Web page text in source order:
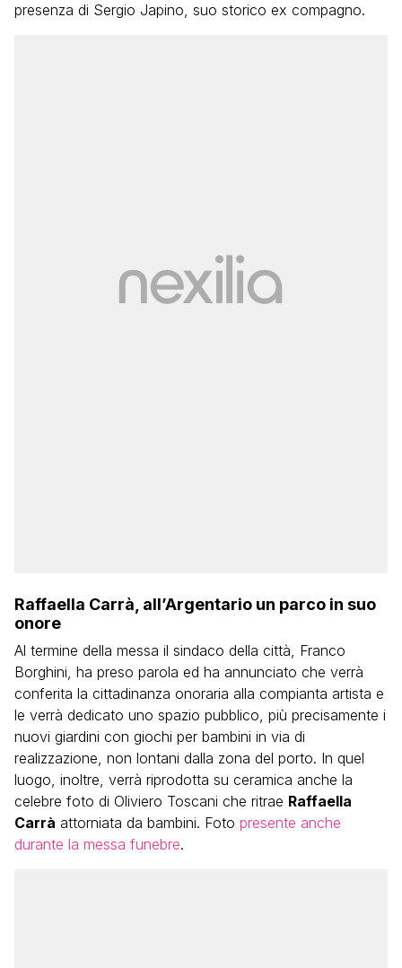
presenza di Sergio Japino, suo storico ex compagno.
Raffaella Carrà, all’Argentario un parco in suo
onore
Al termine della messa il sindaco della città, Franco
Borghini, ha preso parola ed ha annunciato che verrà
conferita la cittadinanza onoraria alla compianta artista e
le verrà dedicato uno spazio pubblico, più precisamente i
nuovi giardini con giochi per bambini in via di
realizzazione, non lontani dalla zona del porto. In quel
luogo, inoltre, verrà riprodotta su ceramica anche la
celebre foto di Oliviero Toscani che ritrae Raffaella
Carrà attorniata da bambini. Foto presente anche
durante la messa funebre.